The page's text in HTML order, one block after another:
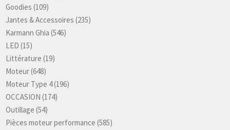
Goodies (109)
Jantes & Accessoires (235)
Karmann Ghia (546)
LED (15)
Littérature (19)
Moteur(648)
Moteur Type 4(196)
OCCASION (174)
Outillage (54)
Pièces moteur performance (585)